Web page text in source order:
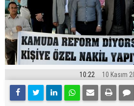
10:22 10 Kasım